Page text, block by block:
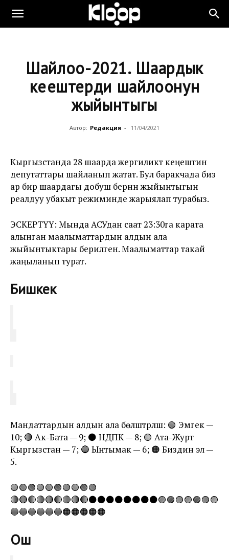
Шайлоо-2021. Шаардык
кеңештерди шайлоонун
жыйынтыгы
Автор: Редакция - 11/04/2021
Кыргызстанда 28 шаарда жергиликтүү кеңештин
депутаттары шайланып жатат. Бул баракчада биз
ар бир шаардагы добуш берүүнүн жыйынтыгын
реалдуу убакыт режиминде жарыялап турабыз.
ЭСКЕРТҮҮ: Мында АСУдан саат 23:30га карата
алынган маалыматтардын алдын ала
жыйынтыктары берилген. Маалыматтар такай
жаңыланып турат.
Бишкек
Мандаттардын алдын ала бөлүштүрүлүшү: 🟢 Эмгек —
10; 🔴 Ак-Бата — 9; ⚫️ НДПК — 8; 🟣 Ата-Журт
Кыргызстан — 7; 🔵 Ынтымак — 6; 🟠 Биздин эл —
5.
🟢🟢🟢🟢🟢🟢🟢🟢🟢🟢
🔴🔴🔴🔴🔴🔴🔴🔴🔴⚫️⚫️⚫️⚫️⚫️⚫️⚫️⚫️🟣🟣🟣🟣🟣🟣🟣
🔵🔵🔵🔵🔵🔵🟠🟠🟠🟠🟠
Ош